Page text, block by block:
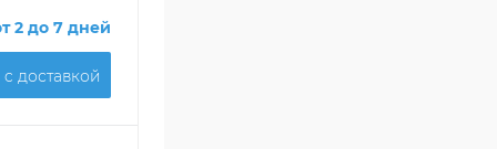
2 до 7 дней
доставкой